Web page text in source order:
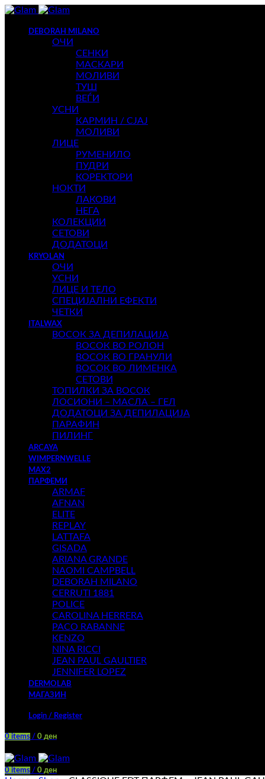
DEBORAH MILANO
ОЧИ
СЕНКИ
МАСКАРИ
МОЛИВИ
ТУШ
ВЕЃИ
УСНИ
КАРМИН / СЈАЈ
МОЛИВИ
ЛИЦЕ
РУМЕНИЛО
ПУДРИ
КОРЕКТОРИ
НОКТИ
ЛАКОВИ
НЕГА
КОЛЕКЦИИ
СЕТОВИ
ДОДАТОЦИ
KRYOLAN
ОЧИ
УСНИ
ЛИЦЕ И ТЕЛО
СПЕЦИЈАЛНИ ЕФЕКТИ
ЧЕТКИ
ITALWAX
ВОСОК ЗА ДЕПИЛАЦИЈА
ВОСОК ВО РОЛОН
ВОСОК ВО ГРАНУЛИ
ВОСОК ВО ЛИМЕНКА
СЕТОВИ
ТОПИЛКИ ЗА ВОСОК
ЛОСИОНИ – МАСЛА – ГЕЛ
ДОДАТОЦИ ЗА ДЕПИЛАЦИЈА
ПАРАФИН
ПИЛИНГ
ARCAYA
WIMPERNWELLE
MAX2
ПАРФЕМИ
ARMAF
AFNAN
ELITE
REPLAY
LATTAFA
GISADA
ARIANA GRANDE
NAOMI CAMPBELL
DEBORAH MILANO
CERRUTI 1881
POLICE
CAROLINA HERRERA
PACO RABANNE
KENZO
NINA RICCI
JEAN PAUL GAULTIER
JENNIFER LOPEZ
DERMOLAB
МАГАЗИН
Login / Register
0 items / 0 ден
0 items / 0 ден